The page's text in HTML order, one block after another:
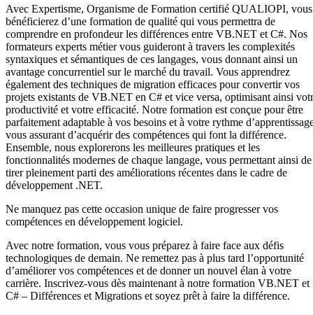
Avec Expertisme, Organisme de Formation certifié QUALIOPI, vous
bénéficierez d’une formation de qualité qui vous permettra de
comprendre en profondeur les différences entre VB.NET et C#. Nos
formateurs experts métier vous guideront à travers les complexités
syntaxiques et sémantiques de ces langages, vous donnant ainsi un
avantage concurrentiel sur le marché du travail. Vous apprendrez
également des techniques de migration efficaces pour convertir vos
projets existants de VB.NET en C# et vice versa, optimisant ainsi
productivité et votre efficacité. Notre formation est conçue pour être
parfaitement adaptable à vos besoins et à votre rythme
vous assurant d’acquérir des compétences qui font la différence.
Ensemble, nous explorerons les meilleures pratiques et les
fonctionnalités modernes de chaque langage, vous permettant ainsi de
tirer pleinement parti des améliorations récentes dans le cadre de
développement .NET.
Ne manquez pas cette occasion unique de faire progresser vos
compétences en développement logiciel.
Avec notre formation, vous vous préparez à faire face aux défis
technologiques de demain. Ne remettez pas à plus tard l’opportunité
d’améliorer vos compétences et de donner un nouvel élan à votre
carrière. Inscrivez-vous dès maintenant à notre formation VB.NET et
C# – Différences et Migrations et soyez prêt à faire la différence.